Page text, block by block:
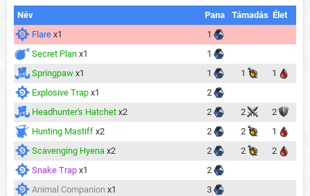
Név Pana Támadás Élet
Flare x1
1
Secret Plan x1
1
Springpaw x1 1 1
1
Explosive Trap x1
2
Headhunter's Hatchet x2 2 2
2
Hunting Mastiff x2 2 2
1
Scavenging Hyena x2 2 2
2
Snake Trap x1
2
Animal Companion x1
3